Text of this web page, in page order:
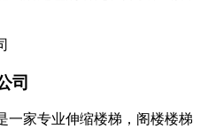
司
一家专业伸缩楼梯，阁楼楼梯